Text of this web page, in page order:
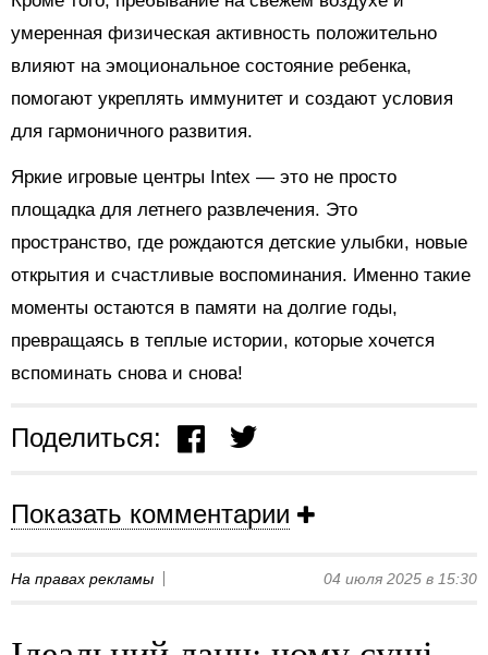
умеренная физическая активность положительно
влияют на эмоциональное состояние ребенка,
помогают укреплять иммунитет и создают условия
для гармоничного развития.
Яркие игровые центры Intex — это не просто
площадка для летнего развлечения. Это
пространство, где рождаются детские улыбки, новые
открытия и счастливые воспоминания. Именно такие
моменты остаются в памяти на долгие годы,
превращаясь в теплые истории, которые хочется
вспоминать снова и снова!
Поделиться:
Показать комментарии
На правах рекламы 04 июля 2025 в 15:30